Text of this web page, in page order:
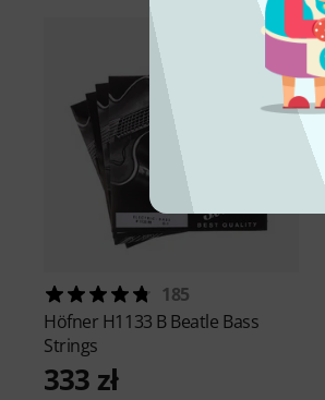
185
Höfner H1133 B Beatle Bass
Strings
333 zł